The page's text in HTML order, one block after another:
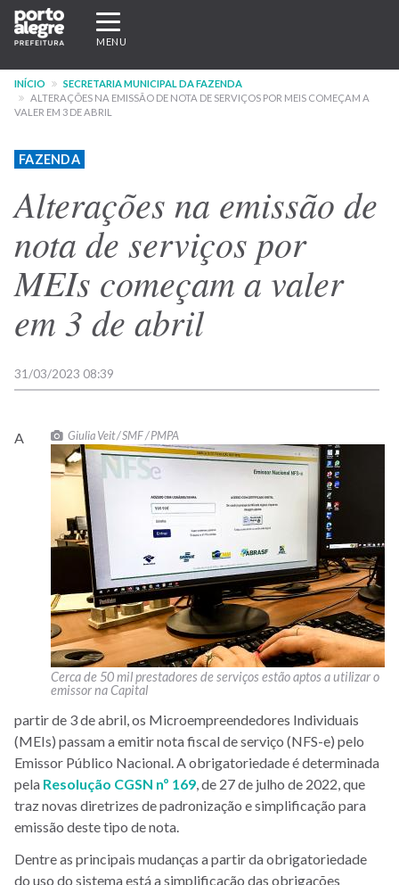
Pular
para
conteúdo
principal
Expandir/recolher
navegação
MENU
INÍCIO
SECRETARIA MUNICIPAL DA FAZENDA
ALTERAÇÕES NA EMISSÃO DE NOTA DE SERVIÇOS POR MEIS COMEÇAM A
VALER EM 3 DE ABRIL
FAZENDA
Alterações na emissão de
nota de serviços por
MEIs começam a valer
em 3 de abril
31/03/2023 08:39
Giulia Veit / SMF / PMPA
Cerca de 50 mil prestadores de serviços estão aptos a utilizar o
emissor na Capital
A
partir de 3 de abril, os Microempreendedores Individuais
(MEIs) passam a emitir nota fiscal de serviço (NFS-e) pelo
Emissor Público Nacional. A obrigatoriedade é determinada
pela Resolução CGSN nº 169, de 27 de julho de 2022, que
traz novas diretrizes de padronização e simplificação para
emissão deste tipo de nota.
Dentre as principais mudanças a partir da obrigatoriedade
do uso do sistema está asimplificação das obrigações